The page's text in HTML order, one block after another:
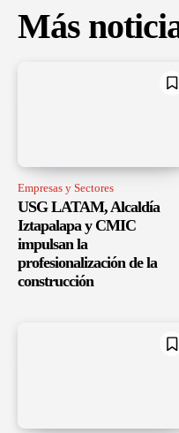
Más
Empresas y Sectores
USG LATAM, Alcaldía
Iztapalapa y CMIC
impulsan la
profesionalización de la
construcción